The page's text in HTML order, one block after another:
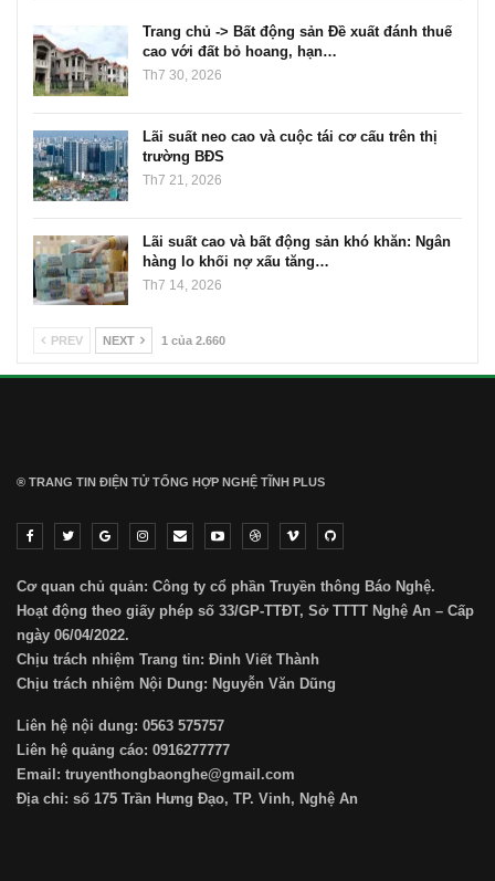
Trang chủ -> Bất động sản Đề xuất đánh thuế
cao với đất bỏ hoang, hạn…
Th7 30, 2026
Lãi suất neo cao và cuộc tái cơ cấu trên thị
trường BĐS
Th7 21, 2026
Lãi suất cao và bất động sản khó khăn: Ngân
hàng lo khối nợ xấu tăng…
Th7 14, 2026
PREV NEXT 1 của 2.660
® TRANG TIN ĐIỆN TỬ ТỔNG HỢP NGHỆ TĨNH PLUS
Cơ quan chủ quản: Công ty cổ phần Truyền thông Báo Nghệ.
Hoạt động theo giấy phép số 33/GP-TTĐT, Sở TTTT Nghệ An – Cấp
ngày 06/04/2022.
Chịu trách nhiệm Trang tin: Đinh Viết Thành
Chịu trách nhiệm Nội Dung: Nguyễn Văn Dũng
Liên hệ nội dung: 0563 575757
Liên hệ quảng cáo: 0916277777
Email: truyenthongbaonghe@gmail.com
Địa chỉ: số 175 Trần Hưng Đạo, TP. Vinh, Nghệ An